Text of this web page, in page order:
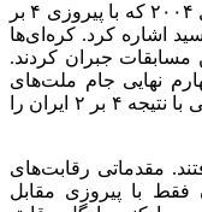
یک چهارم نهایی جام ملت‌های آسیا در سال ۲۰۰۴ که با پیروزی ۴ بر
اشاره کرد. کره‌ای‌ها
جبران کردند.
نهایی جام ملت‌های
آسیای سال ۲۰۰۷ توانستند در ضربات پنالتی با نتیجه ۴ بر ۲ ایران را
مقدماتی رقابت‌های
ایران فقط با پیروزی مقابل